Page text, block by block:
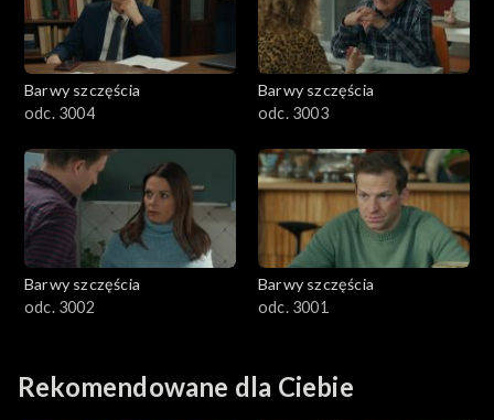
Barwy szczęścia
odc. 3004
Barwy szczęścia
odc. 3003
Barwy szczęścia
odc. 3002
Barwy szczęścia
odc. 3001
Rekomendowane dla Ciebie